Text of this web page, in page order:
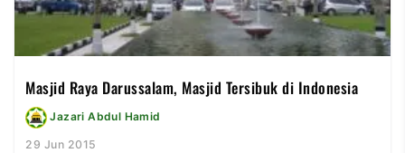
Masjid Raya Darussalam, Masjid Tersibuk di Indonesia
Jazari Abdul Hamid
29 Jun 2015